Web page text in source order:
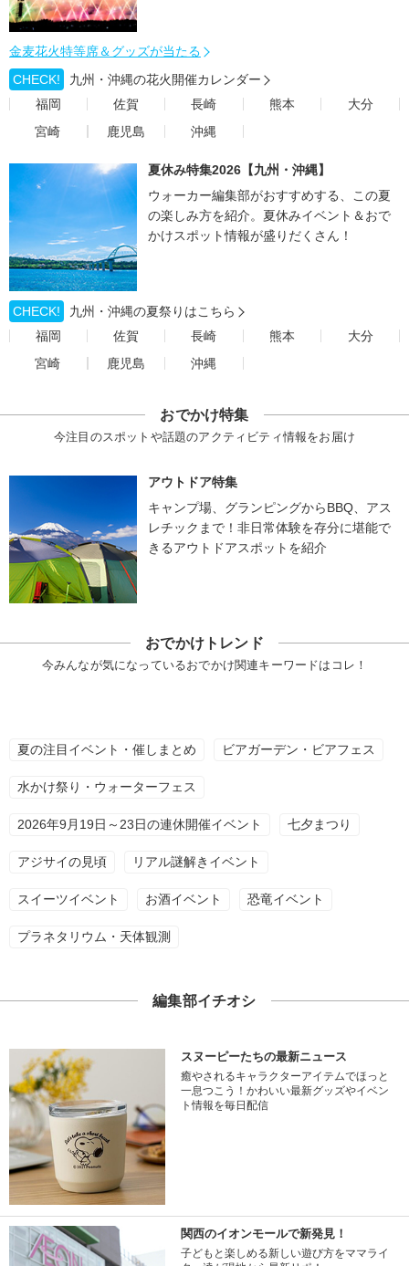
金麦花火特等席＆グッズが当たる
CHECK!
九州・沖縄の花火開催カレンダー
福岡
佐賀 長崎 熊本
大分
宮崎
鹿児島 沖縄
夏休み特集2026【九州・沖縄】
ウォーカー編集部がおすすめする、この夏
の楽しみ方を紹介。夏休みイベント＆おで
かけスポット情報が盛りだくさん！
CHECK!
九州・沖縄の夏祭りはこちら
福岡
佐賀 長崎 熊本
大分
宮崎
鹿児島 沖縄
おでかけ特集
今注目のスポットや話題のアクティビティ情報をお届け
アウトドア特集
キャンプ場、グランピングからBBQ、アス
レチックまで！非日常体験を存分に堪能で
きるアウトドアスポットを紹介
おでかけトレンド
今みんなが気になっているおでかけ関連キーワードはコレ！
夏の注目イベント・催しまとめ ビアガーデン・ビアフェス
水かけ祭り・ウォーターフェス
2026年9月19日～23日の連休開催イベント 七夕まつり
アジサイの見頃 リアル謎解きイベント
スイーツイベント お酒イベント 恐竜イベント
プラネタリウム・天体観測
編集部イチオシ
スヌーピーたちの最新ニュース
癒やされるキャラクターアイテムでほっと
一息つこう！かわいい最新グッズやイベン
ト情報を毎日配信
関西のイオンモールで新発見！
子どもと楽しめる新しい遊び方をママライ